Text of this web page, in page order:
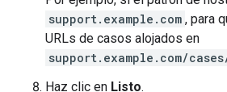
support.example.com , para
URLs de casos alojados en
support.example.com/
Haz clic en Listo.